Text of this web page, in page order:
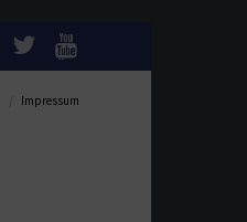
Impressum